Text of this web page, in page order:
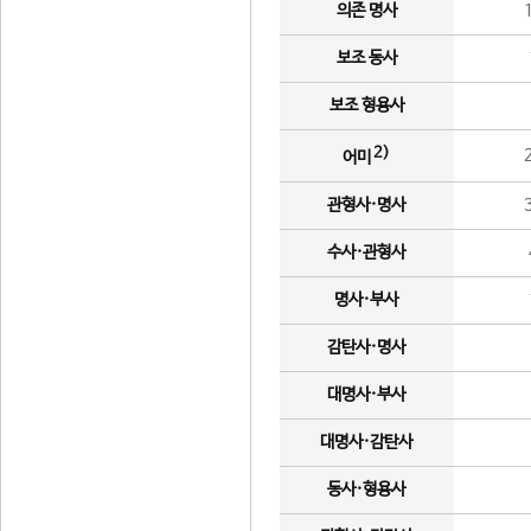
의존 명사
보조 동사
보조 형용사
어미 2)
관형사·명사
수사·관형사
명사·부사
감탄사·명사
대명사·부사
대명사·감탄사
동사·형용사